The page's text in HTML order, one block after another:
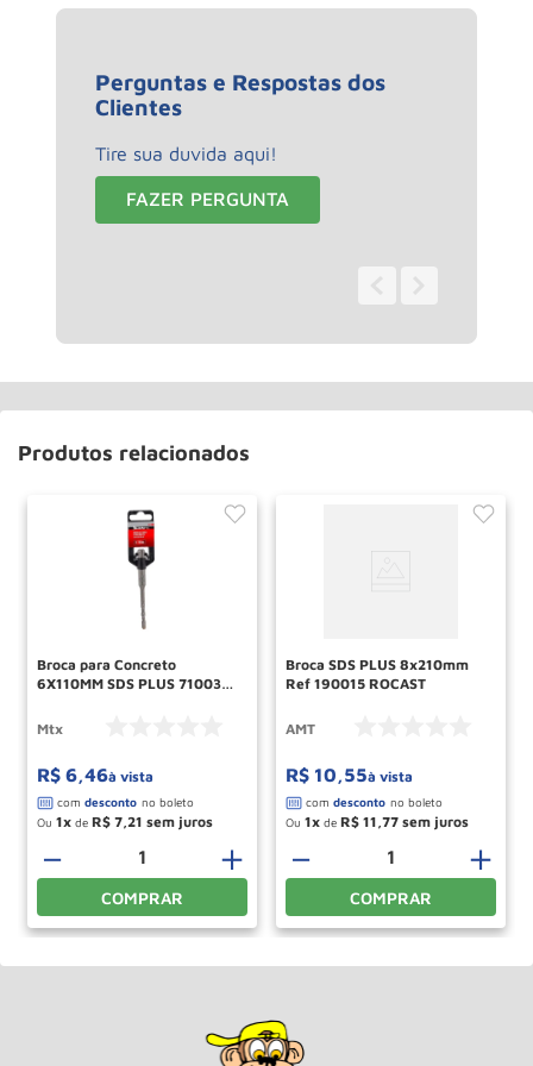
Perguntas e Respostas dos
Clientes
Tire sua duvida aqui!
FAZER PERGUNTA
Produtos relacionados
Broca para Concreto
6X110MM SDS PLUS 7100355
Mtx
R$ 6,46à vista
Ou 1 de R$ 7 21
＋
－
COMPRAR
Broca SDS PLUS 8x210mm
Ref 190015 ROCAST
AMT
R$ 10,55à vista
Ou 1 de R$ 11 77
＋
－
COMPRAR